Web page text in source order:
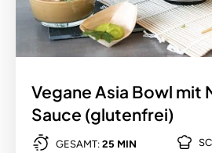
Vegane Asia Bowl mit
Sauce (glutenfrei)
GESAMT: 25 MIN